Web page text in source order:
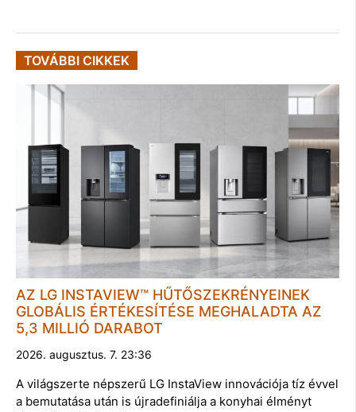
TOVÁBBI CIKKEK
AZ LG INSTAVIEW™ HŰTŐSZEKRÉNYEINEK
GLOBÁLIS ÉRTÉKESÍTÉSE MEGHALADTA AZ
5,3 MILLIÓ DARABOT
2026. augusztus. 7. 23:36
A világszerte népszerű LG InstaView innovációja tíz évvel
a bemutatása után is újradefiniálja a konyhai élményt